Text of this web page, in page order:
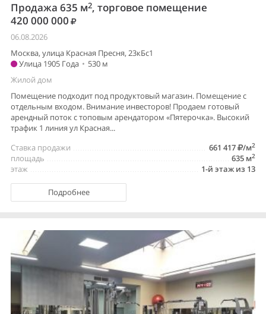
Продажа 635 м2, торговое помещение
420 000 000
06.08.2026
Москва, улица Красная Пресня, 23кБс1
Улица 1905 Года • 530 м
Жилой дом
Помещение подходит под продуктовый магазин. Помещение с
отдельным входом. Внимание инвесторов! Продаем готовый
арендный поток с топовым арендатором «Пятерочка». Высокий
трафик 1 линия ул Красная...
661 417
/м2
Ставка продажи
635 м2
площадь
1-й этаж из 13
этаж
Подробнее